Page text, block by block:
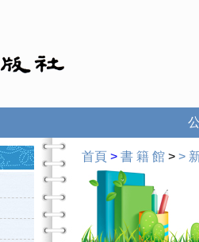
首頁 > 書 籍 館 > >